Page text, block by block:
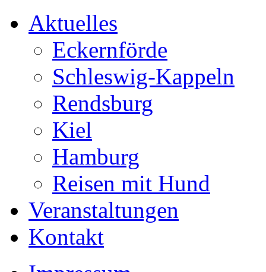
Aktuelles
Eckernförde
Schleswig-Kappeln
Rendsburg
Kiel
Hamburg
Reisen mit Hund
Veranstaltungen
Kontakt